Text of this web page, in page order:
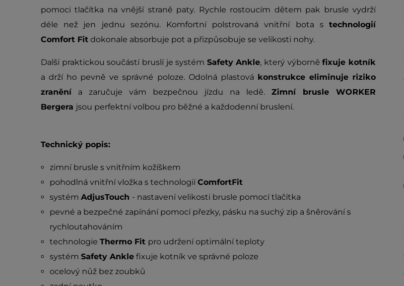
pomoci tlačítka na vnější straně paty. Rychle rostoucím dětem pak brusle vydrží
déle než jen jednu sezónu. Komfortní polstrovaná vnitřní bota s technologií
Comfort Fit dokonale absorbuje pot a přizpůsobuje se velikosti nohy.
Další praktickou součástí bruslí je systém Safety Ankle, který výborněfixuje kotník
a drží ho pevně ve správné poloze. Odolná plastová konstrukce eliminuje riziko
zraněnía zaručuje vám bezpečnou jízdu na ledě. Zimní brusle WORKER
Bergera jsou perfektní volbou pro běžné a každodenní bruslení.
Technický popis:
zimní brusle s vnitřním kožíškem
pohodlná vnitřní vložka s technologiíComfortFit
systém AdjusTouch - nastavení velikosti brusle pomocí tlačítka
pevné a bezpečné zapínání pomocí přezky, pásku na suchý zip a šněrování s
rychloutahováním
technologie Thermo Fit pro udržení optimální teploty
systém Safety Anklefixuje kotník ve správné poloze
ocelový nůž bez zoubků